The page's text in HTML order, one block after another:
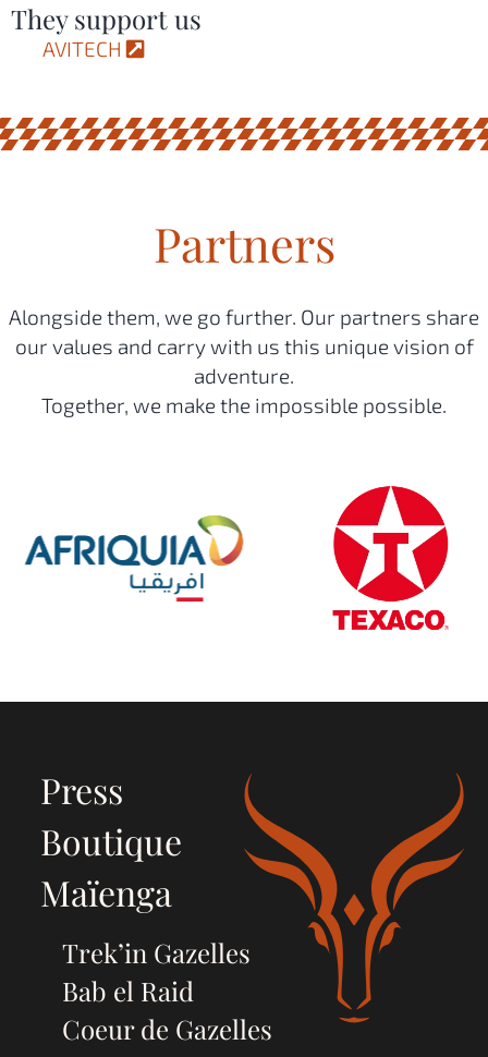
They support us
AVITECH
Partners
Alongside them, we go further. Our partners share
our values and carry with us this unique vision of
adventure.
Together, we make the impossible possible.
Press
Boutique
Maïenga
Trek’in Gazelles
Bab el Raid
Coeur de Gazelles